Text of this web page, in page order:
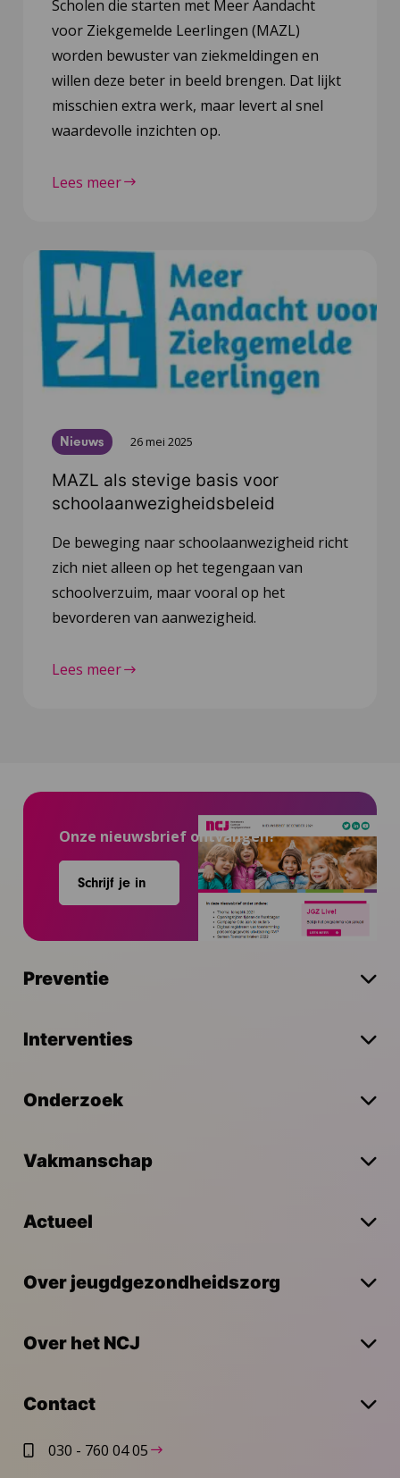
Scholen die starten met Meer Aandacht
voor Ziekgemelde Leerlingen (MAZL)
worden bewuster van ziekmeldingen en
willen deze beter in beeld brengen. Dat lijkt
misschien extra werk, maar levert al snel
waardevolle inzichten op.
Lees meer
Nieuws 26 mei 2025
MAZL als stevige basis voor
schoolaanwezigheidsbeleid
De beweging naar schoolaanwezigheid richt
zich niet alleen op het tegengaan van
schoolverzuim, maar vooral op het
bevorderen van aanwezigheid.
Lees meer
Onze nieuwsbrief ontvangen?
Schrijf je in
Preventie
Interventies
Onderzoek
Vakmanschap
Actueel
Over jeugdgezondheidszorg
Over het NCJ
Contact
030 - 760 04 05